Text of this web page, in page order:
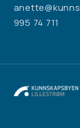
995 74 711